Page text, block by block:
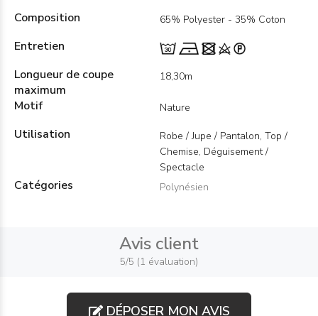
Composition 65% Polyester - 35% Coton
Entretien
Longueur de coupe
maximum
18,30m
Motif Nature
Utilisation
Robe / Jupe / Pantalon, Top /
Chemise, Déguisement /
Spectacle
Catégories Polynésien
Avis client
5/5 (1 évaluation)
DÉPOSER MON AVIS